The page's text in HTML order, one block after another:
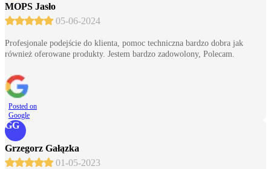
MOPS Jasło
05-06-2024
Profesjonale podejście do klienta, pomoc techniczna bardzo dobra jak
również oferowane produkty. Jestem bardzo zadowolony, Polecam.
Posted on
Google
GG
Grzegorz Gałązka
01-05-2023